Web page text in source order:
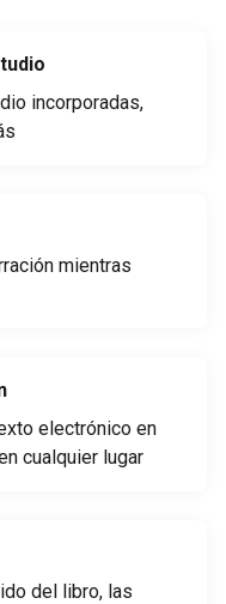
incorporadas,
mientras
electrónico en
cualquier lugar
del libro, las